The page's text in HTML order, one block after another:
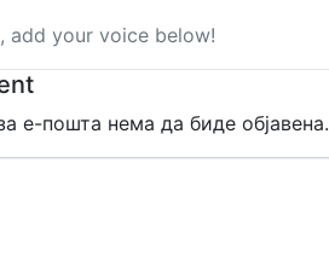
add your voice below!
е-пошта нема да биде објавена.